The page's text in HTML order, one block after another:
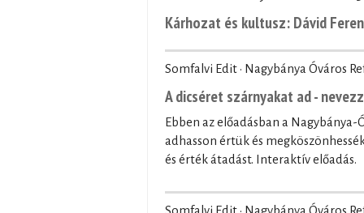
Kárhozat és kultusz: Dávid
Somfalvi Edit · Nagybánya Óváros
A dicséret szárnyakat ad -
Ebben az előadásban a
adhasson értük és
és érték átadást. Interaktív előadás.
Somfalvi Edit · Nagybánya Óváros